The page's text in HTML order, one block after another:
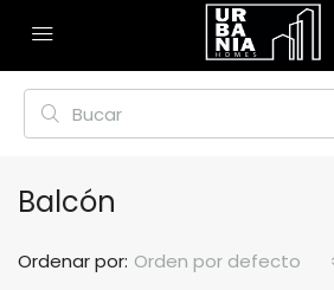
Balcón
Ordenar por: Orden por defecto